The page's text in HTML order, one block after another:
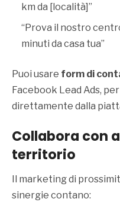
km da [località]”
“Prova il nostro
minuti da casa tua”
Puoi usare form di
Facebook Lead Ads,
direttamente dalla
Collabora con
territorio
Il marketing di
sinergie contano: